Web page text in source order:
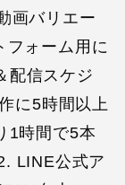
画バリエー
フォーム用に
配信スケジ
に5時間以上
1時間で5本
LINE公式ア